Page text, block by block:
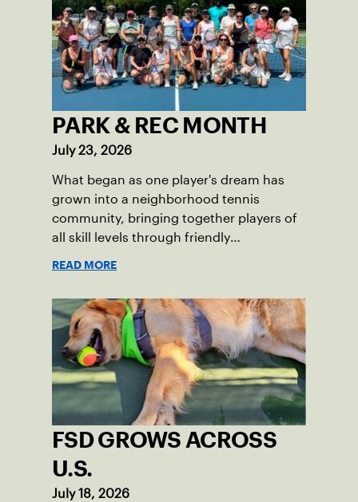
PARK & REC MONTH
July 23, 2026
What began as one player's dream has
grown into a neighborhood tennis
community, bringing together players of
all skill levels through friendly
READ MORE
FSD GROWS ACROSS
U.S.
July 18, 2026